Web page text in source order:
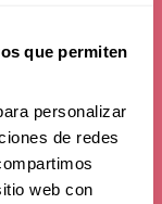
que permiten
personalizar
de redes
web con